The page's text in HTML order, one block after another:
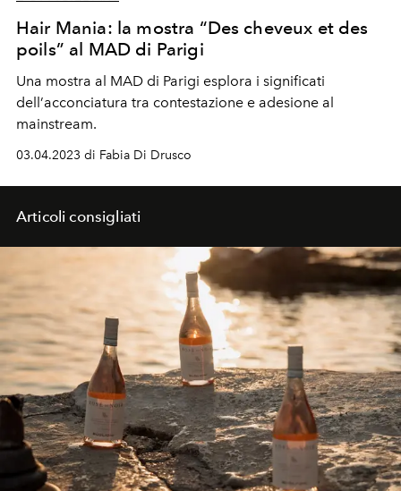
Hair Mania: la mostra “Des cheveux et des
poils” al MAD di Parigi
Una mostra al MAD di Parigi esplora i significati
dell ’acconciatura tra contestazione e adesione al
mainstream.
03.04.2023 di Fabia Di Drusco
Articoli consigliati